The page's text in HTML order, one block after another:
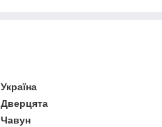
Україна
Дверцята
Чавун